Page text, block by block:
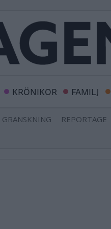
KRÖNIKOR FAMILJ
GRANSKNING REPORTAGE